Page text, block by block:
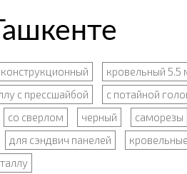
конструкционный кровельный 5.5
с прессшайбой с потайной
со сверлом черный саморезы
для сэндвич панелей кровельные